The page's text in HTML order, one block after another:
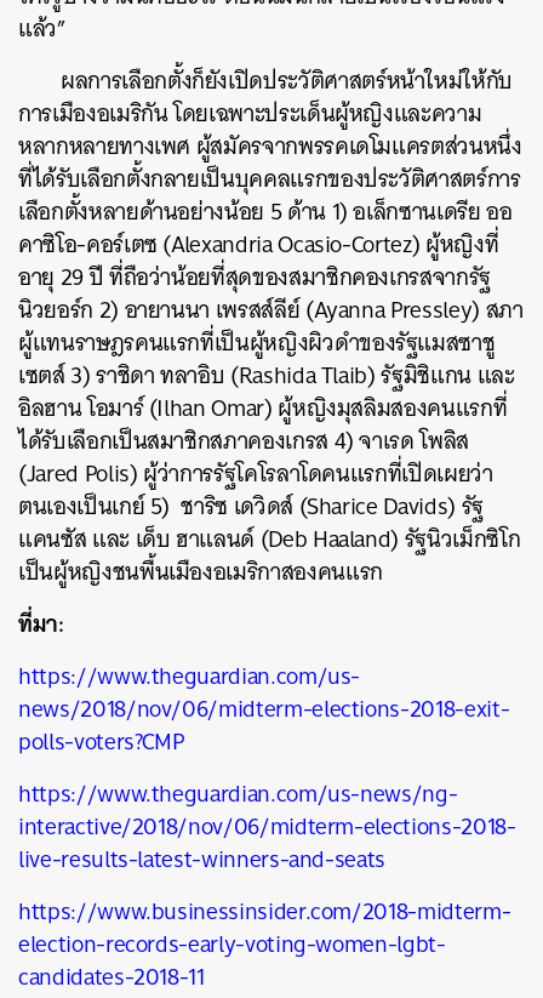
แล้ว”
ผลการเลือกตั้งก็ยังเปิดประวัติศาสตร์หน้าใหม่ให้กับ
การเมืองอเมริกัน โดยเฉพาะประเด็นผู้หญิงและความ
หลากหลายทางเพศ ผู้สมัครจากพรรคเดโมแครตส่วนหนึ่ง
ที่ได้รับเลือกตั้งกลายเป็นบุคคลแรกของประวัติศาสตร์การ
เลือกตั้งหลายด้านอย่างน้อย 5 ด้าน 1) อเล็กซานเดรีย ออ
คาซิโอ-คอร์เตซ (Alexandria Ocasio-Cortez) ผู้หญิงที่
อายุ 29 ปี ที่ถือว่าน้อยที่สุดของสมาชิกคองเกรสจากรัฐ
นิวยอร์ก 2) อายานนา เพรสส์ลีย์ (Ayanna Pressley) สภา
ผู้แทนราษฎรคนแรกที่เป็นผู้หญิงผิวดำของรัฐแมสซาชู
เซตส์ 3) ราชิดา ทลาอิบ (Rashida Tlaib) รัฐมิชิแกน และ
อิลฮาน โอมาร์ (Ilhan Omar) ผู้หญิงมุสลิมสองคนแรกที่
ได้รับเลือกเป็นสมาชิกสภาคองเกรส 4) จาเรด โพลิส
(Jared Polis) ผู้ว่าการรัฐโคโรลาโดคนแรกที่เปิดเผยว่า
ตนเองเป็นเกย์ 5) ชาริซ เดวิดส์ (Sharice Davids) รัฐ
แคนซัส และ เด็บ ฮาแลนด์ (Deb Haaland) รัฐนิวเม็กซิโก
เป็นผู้หญิงชนพื้นเมืองอเมริกาสองคนแรก
ที่มา:
https://www.theguardian.com/us-
news/2018/nov/06/midterm-elections-2018-exit-
polls-voters?CMP
https://www.theguardian.com/us-news/ng-
interactive/2018/nov/06/midterm-elections-2018-
live-results-latest-winners-and-seats
https://www.businessinsider.com/2018-midterm-
election-records-early-voting-women-lgbt-
candidates-2018-11